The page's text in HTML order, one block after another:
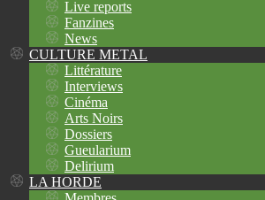
Live reports
Fanzines
News
CULTURE METAL
Littérature
Interviews
Cinéma
Arts Noirs
Dossiers
Gueularium
Delirium
LA HORDE